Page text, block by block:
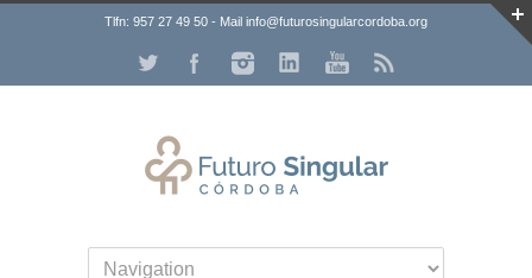
Tlfn: 957 27 49 50 - Mail info@futurosingularcordoba.org